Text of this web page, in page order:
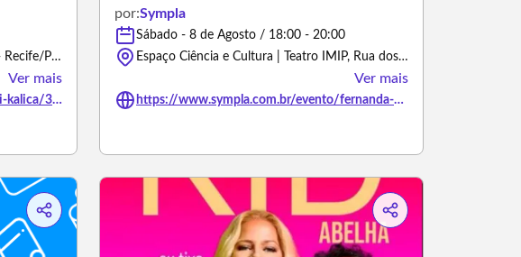
Armazém 14, Avenida Alfredo Lisboa - Recife/Pernambuco
Ver mais
https://www.sympla.com.br/evento/ai-kalica/3447423
por:Sympla
Sábado - 8 de Agosto / 18:00 - 20:00
Espaço Ciência e Cultura | Teatro IMIP, Rua dos Coelhos - Recife/Pernambuco
Ver mais
https://www.sympla.com.br/evento/fernanda-viana/3492098